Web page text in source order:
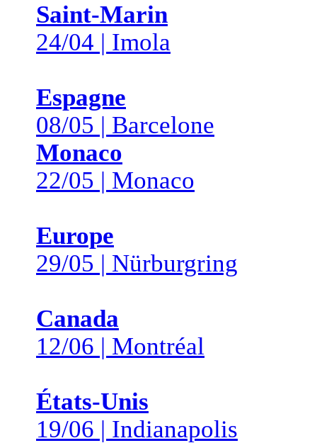
Saint-Marin
24/04 | Imola
Espagne
08/05 | Barcelone
Monaco
22/05 | Monaco
Europe
29/05 | Nürburgring
Canada
12/06 | Montréal
États-Unis
19/06 | Indianapolis